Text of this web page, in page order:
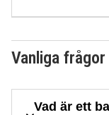
Vanliga frågor
Vad är ett